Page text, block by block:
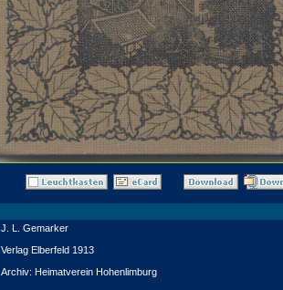
J. L. Gemarker
Verlag Elberfeld 1913
Archiv: Heimatverein Hohenlimburg